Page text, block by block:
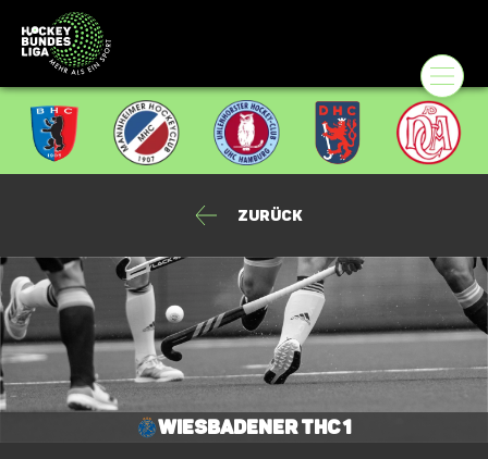
Zurück
Wiesbadener THC 1